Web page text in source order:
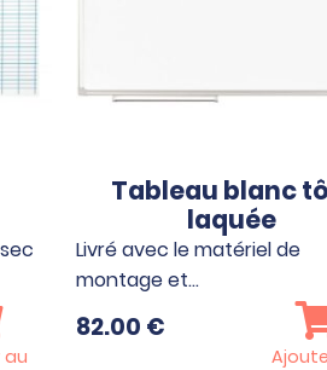
au
Tableau blanc
laquée
Livré avec le matériel de
montage et…
82.00 €